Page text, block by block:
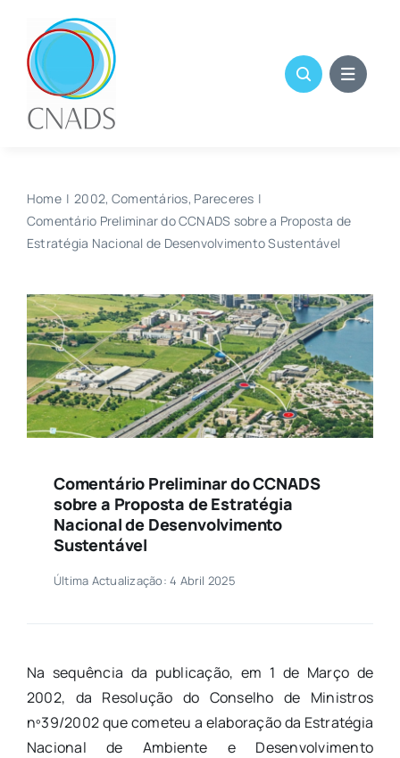
content
Home 2002 Comentários Pareceres
Comentário Preliminar do CCNADS sobre a Proposta de
Estratégia Nacional de Desenvolvimento Sustentável
Comentário Preliminar do CCNADS
sobre a Proposta de Estratégia
Nacional de Desenvolvimento
Sustentável
Última Actualização: 4 Abril 2025
Na sequência da publicação, em 1 de Março de
2002, da Resolução do Conselho de Ministros
nº39/2002 que cometeu a elaboração da Estratégia
Nacional de Ambiente e Desenvolvimento